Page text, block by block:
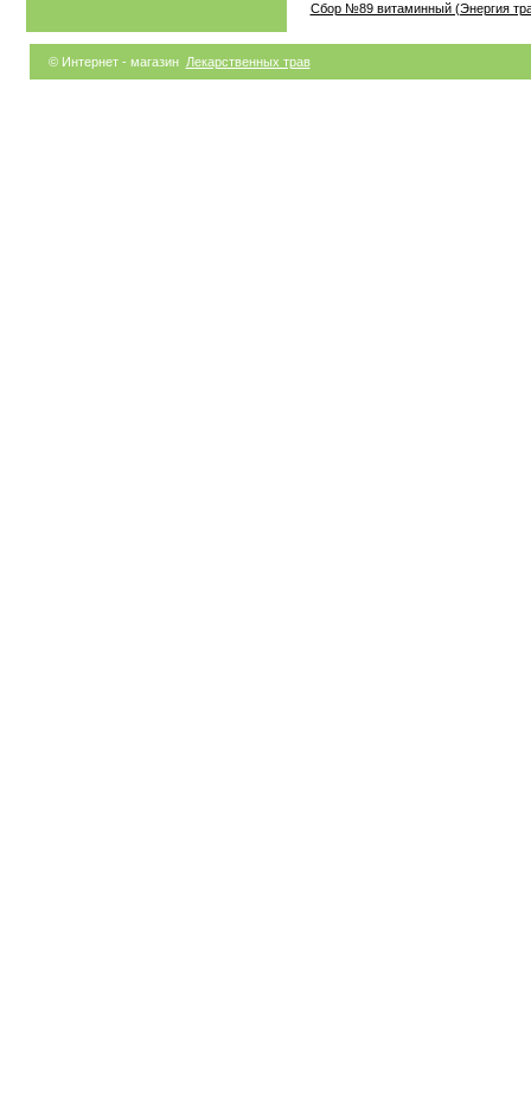
Сбор №89 витаминный (Энергия
© Интернет - магазин Лекарственных трав